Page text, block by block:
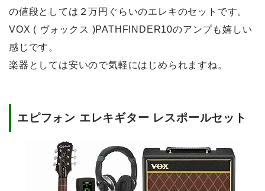
の値段としては２万円ぐらいのエレキのセットです。
VOX ( ヴォックス )PATHFINDER10のアンプも嬉しい
感じです。
楽器としては安いので気軽にはじめられますね。
エピフォン エレキギター レスポールセット